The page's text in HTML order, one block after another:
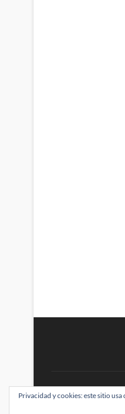
BRAINSTOMPING|
Privacidad y cookies: este sitio